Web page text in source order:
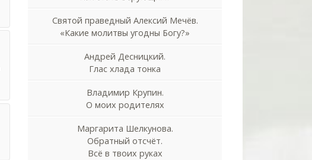
Святой праведный Алексий Мечёв.
«Какие молитвы угодны Богу?»
Андрей Десницкий.
Глас хлада тонка
Владимир Крупин.
О моих родителях
Маргарита Шелкунова.
Обратный отсчёт.
Всё в твоих руках